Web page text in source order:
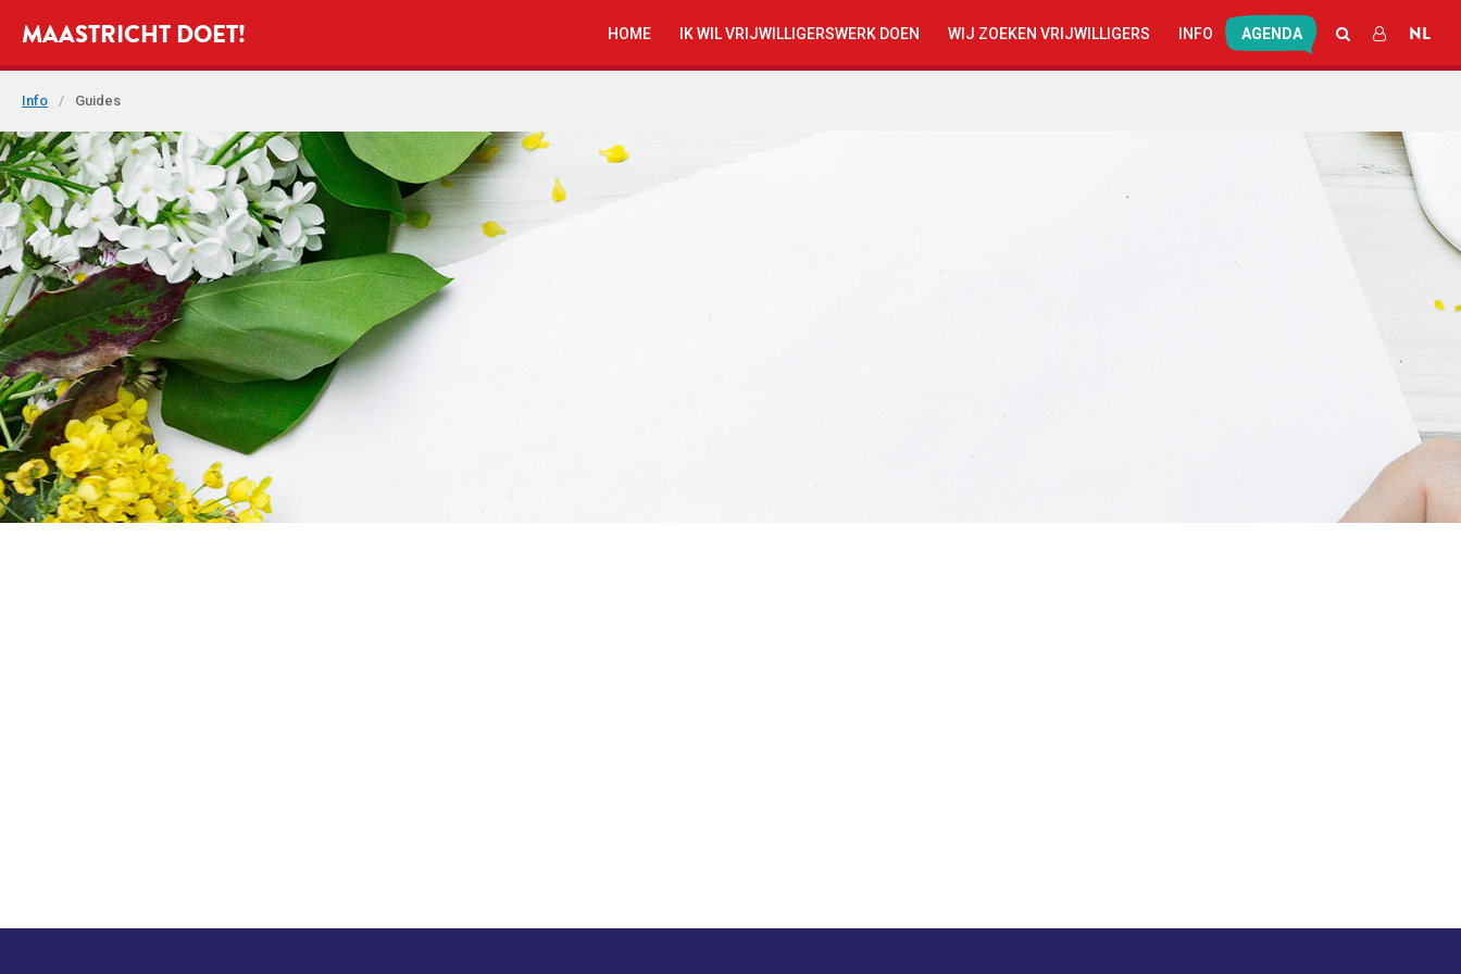
MAASTRICHT DOET! SEARCHLOG IN
NL
HOME IK WIL VRIJWILLIGERSWERK DOEN WIJ ZOEKEN VRIJWILLIGERS INFO AGENDA
Info / Guides